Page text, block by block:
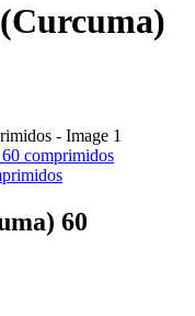
comprimidos
60